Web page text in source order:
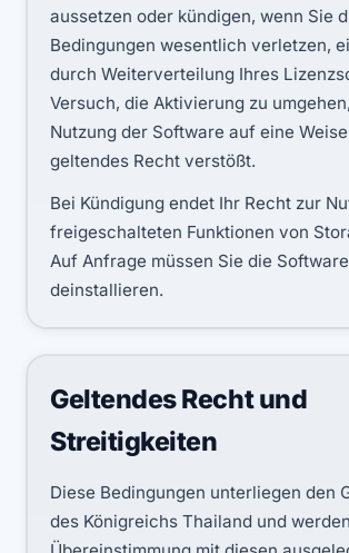
aussetzen oder kündigen, wenn Sie
Bedingungen wesentlich verletzen,
durch Weiterverteilung Ihres
Versuch, die Aktivierung zu
Nutzung der Software auf eine
geltendes Recht verstößt.
Bei Kündigung endet Ihr Recht zur
freigeschalteten Funktionen von
Auf Anfrage müssen Sie die Software
deinstallieren.
Geltendes Recht und
Streitigkeiten
Diese Bedingungen unterliegen den
des Königreichs Thailand und